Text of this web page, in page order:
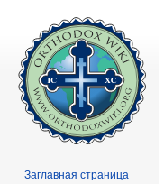
Заглавная страница